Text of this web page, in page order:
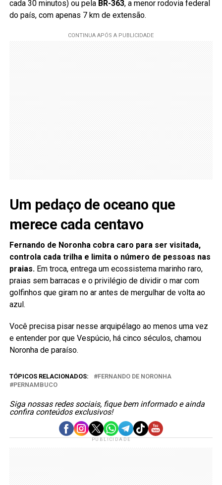
cada 30 minutos) ou pela BR-363, a menor rodovia federal
do país, com apenas 7 km de extensão.
Um pedaço de oceano que
merece cada centavo
Fernando de Noronha cobra caro para ser visitada,
controla cada trilha e limita o número de pessoas nas
praias. Em troca, entrega um ecossistema marinho raro,
praias sem barracas e o privilégio de dividir o mar com
golfinhos que giram no ar antes de mergulhar de volta ao
azul.
Você precisa pisar nesse arquipélago ao menos uma vez
e entender por que Vespúcio, há cinco séculos, chamou
Noronha de paraíso.
TÓPICOS RELACIONADOS:
FERNANDO DE NORONHA
PERNAMBUCO
Siga nossas redes sociais, fique bem informado e ainda
confira conteúdos exclusivos!
PUBLICIDADE